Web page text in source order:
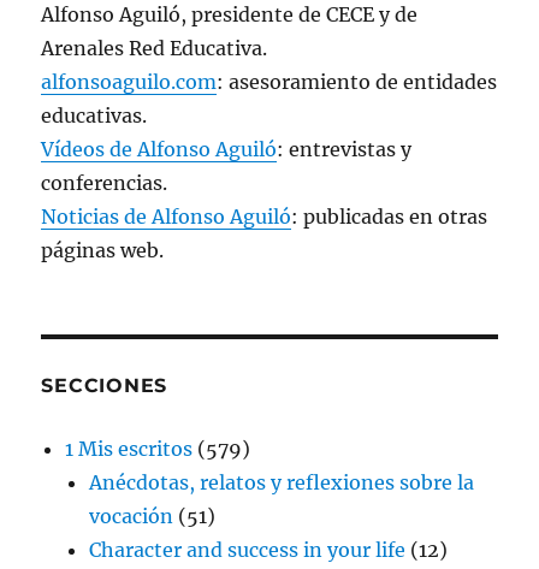
Alfonso Aguiló, presidente de CECE y de
Arenales Red Educativa.
alfonsoaguilo.com: asesoramiento de entidades
educativas.
Vídeos de Alfonso Aguiló: entrevistas y
conferencias.
Noticias de Alfonso Aguiló: publicadas en otras
páginas web.
SECCIONES
1 Mis escritos (579)
Anécdotas, relatos y reflexiones sobre la
vocación (51)
Character and success in your life (12)